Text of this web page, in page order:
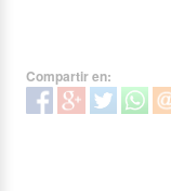
Compartir en: